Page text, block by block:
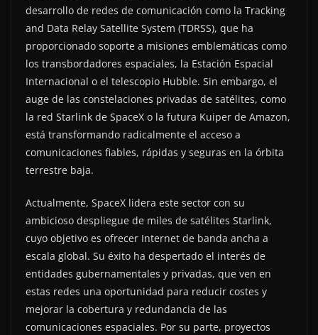
desarrollo de redes de comunicación como la Tracking
and Data Relay Satellite System (TDRSS), que ha
proporcionado soporte a misiones emblemáticas como
los transbordadores espaciales, la Estación Espacial
Internacional o el telescopio Hubble. Sin embargo, el
auge de las constelaciones privadas de satélites, como
la red Starlink de SpaceX o la futura Kuiper de Amazon,
está transformando radicalmente el acceso a
comunicaciones fiables, rápidas y seguras en la órbita
terrestre baja.
Actualmente, SpaceX lidera este sector con su
ambicioso despliegue de miles de satélites Starlink,
cuyo objetivo es ofrecer Internet de banda ancha a
escala global. Su éxito ha despertado el interés de
entidades gubernamentales y privadas, que ven en
estas redes una oportunidad para reducir costes y
mejorar la cobertura y redundancia de las
comunicaciones espaciales. Por su parte, proyectos